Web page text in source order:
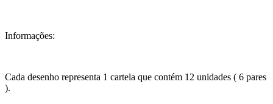
Informações:
Cada desenho representa 1 cartela que contém 12 unidades ( 6 pares
).